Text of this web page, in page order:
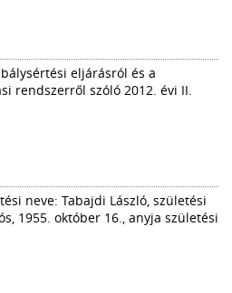
eljárásról és a
rendszerről szóló 2012. évi II.
neve: Tabajdi László, születési
1955. október 16., anyja születési